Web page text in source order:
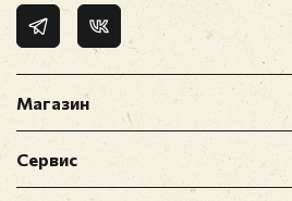
Магазин
Сервис